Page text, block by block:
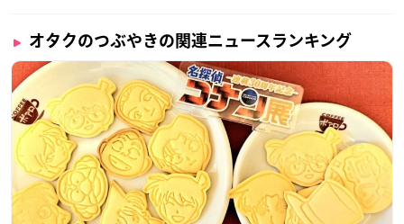
オタクのつぶやきの関連ニュースランキング